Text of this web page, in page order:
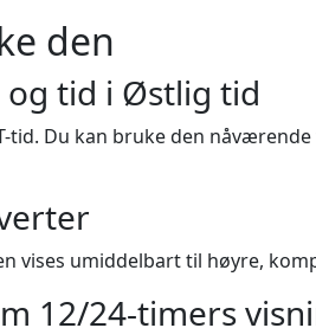
den
og tid i Østlig tid
tid. Du kan bruke den
vises umiddelbart til høyre,
12/24-timers